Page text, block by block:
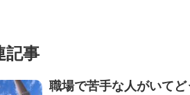
記事
職場で苦手な人がいて